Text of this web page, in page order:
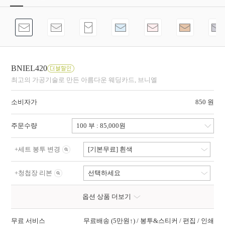
BNIEL420
최고의 가공기술로 만든 아름다운 웨딩카드, 브니엘
소비자가 850 원
주문수량
+세트 봉투 변경 [기본무료] 흰색
+청첩장 리본 선택하세요
옵션 상품 더보기
무료 서비스 무료배송 (5만원↑) / 봉투&스티커 / 편집 / 인쇄